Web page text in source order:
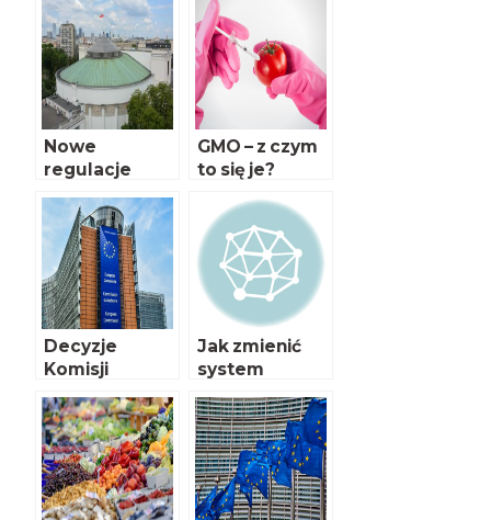
Nowe
regulacje
prawne w
zakresie
Urzędowej
Kontroli
Żywności.
Rozporządzen
ie 2017/625
GMO – z czym
to się je?
Decyzje
Komisji
Europejskiej w
sprawie
interwencji
rynkowych w
związku z
COVID-19
Jak zmienić
system
ubezpieczeń
rolnych?